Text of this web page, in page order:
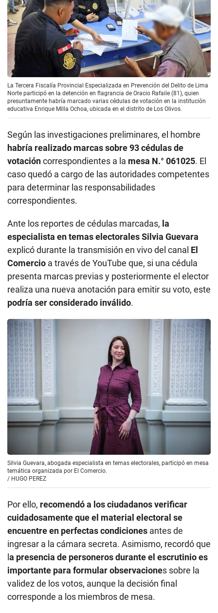
La Tercera Fiscalía Provincial Especializada en Prevención del Delito de Lima
Norte participó en la detención en flagrancia de Oracio Rafaile (81), quien
presuntamente habría marcado varias cédulas de votación en la institución
educativa Enrique Milla Ochoa, ubicada en el distrito de Los Olivos.
Según las investigaciones preliminares, el hombre
habría realizado marcas sobre 93 cédulas de
votacióncorrespondientes a la mesa N.° 061025. El
caso quedó a cargo de las autoridades competentes
para determinar las responsabilidades
correspondientes.
Ante los reportes de cédulas marcadas, la
especialista en temas electorales Silvia Guevara
explicó durante la transmisión en vivo del canal El
Comercio a través de YouTube que, si una cédula
presenta marcas previas y posteriormente el elector
realiza una nueva anotación para emitir su voto, este
podría ser considerado inválido.
Silvia Guevara, abogada especialista en temas electorales, participó en mesa
temática organizada por El Comercio.
/ HUGO PEREZ
Por ello, recomendó a los ciudadanos verificar
cuidadosamente que el material electoral se
encuentre en perfectas condiciones antes de
ingresar a la cámara secreta. Asimismo, recordó que
a presencia de personeros durante el escrutinio es
importante para formular observaciones sobre la
validez de los votos, aunque la decisión final
corresponde a los miembros de mesa.